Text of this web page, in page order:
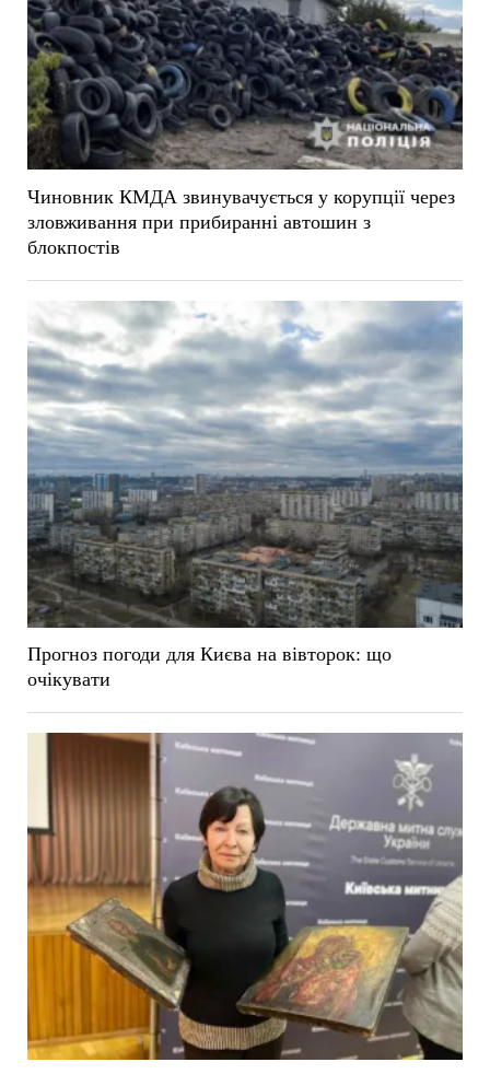
Чиновник КМДА звинувачується у корупції через
зловживання при прибиранні автошин з
блокпостів
Прогноз погоди для Києва на вівторок: що
очікувати